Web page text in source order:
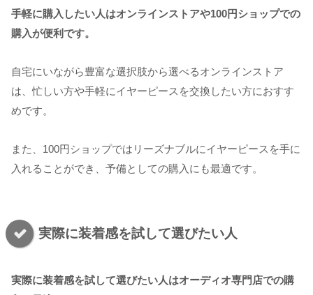
手軽に購入したい人はオンラインストアや100円ショップでの
購入が便利です。
自宅にいながら豊富な選択肢から選べるオンラインストア
は、忙しい方や手軽にイヤーピースを交換したい方におすす
めです。
また、100円ショップではリーズナブルにイヤーピースを手に
入れることができ、予備としての購入にも最適です。
実際に装着感を試して選びたい人
実際に装着感を試して選びたい人はオーディオ専門店での購